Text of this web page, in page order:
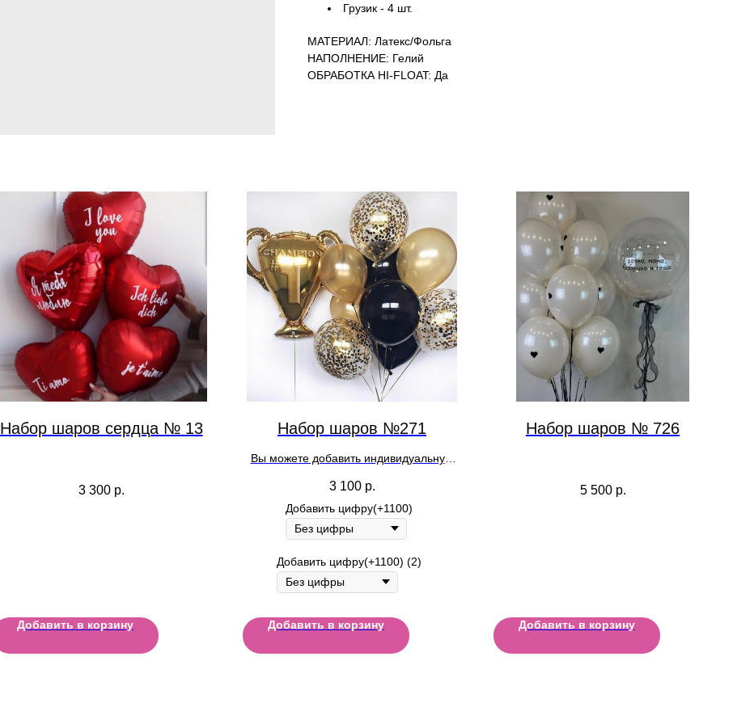
Грузик - 4 шт.
МАТЕРИАЛ: Латекс/Фольга
НАПОЛНЕНИЕ: Гелий
ОБРАБОТКА HI-FLOAT: Да
Набор шаров сердца № 13
3 300 р.
Добавить в корзину
Набор шаров №271
Вы можете добавить индивидуальную
3 100 р.
Добавить цифру(+1100)
Добавить цифру(+1100) (2)
Добавить в корзину
Набор шаров № 726
5 500 р.
Добавить в корзину